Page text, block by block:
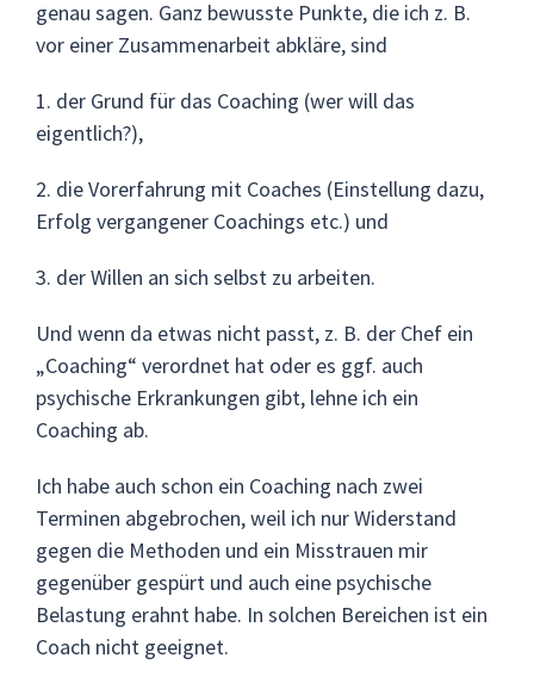
genau sagen. Ganz bewusste Punkte, die ich z. B.
vor einer Zusammenarbeit abkläre, sind
1. der Grund für das Coaching (wer will das
eigentlich?),
2. die Vorerfahrung mit Coaches (Einstellung dazu,
Erfolg vergangener Coachings etc.) und
3. der Willen an sich selbst zu arbeiten.
Und wenn da etwas nicht passt, z. B. der Chef ein
„Coaching“ verordnet hat oder es ggf. auch
psychische Erkrankungen gibt, lehne ich ein
Coaching ab.
Ich habe auch schon ein Coaching nach zwei
Terminen abgebrochen, weil ich nur Widerstand
gegen die Methoden und ein Misstrauen mir
gegenüber gespürt und auch eine psychische
Belastung erahnt habe. In solchen Bereichen ist ein
Coach nicht geeignet.